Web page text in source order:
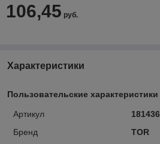
106,45 руб.
Характеристики
Пользовательские характеристики
Артикул
181436
Бренд
TOR